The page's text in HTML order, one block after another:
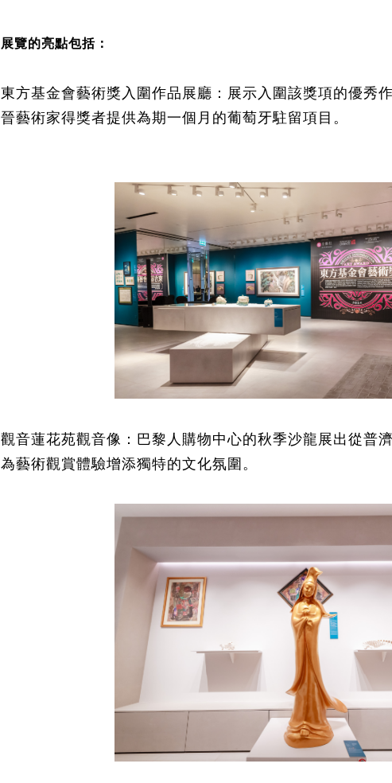
展覽的亮點包括 ：
東方基金會藝術獎入圍作品展廳 ： 展示入圍該獎項的優秀
晉藝術家得獎者提供為期一個月的葡萄牙駐留項目。
觀音蓮花苑觀音像： 巴黎人購物中心的秋季沙龍展出從普
為藝術觀賞體驗增添獨特的文化氛圍。